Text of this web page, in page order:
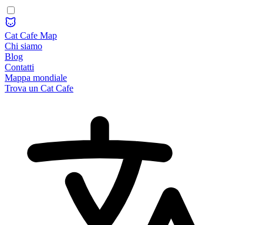
Cat Cafe Map
Chi siamo
Blog
Contatti
Mappa mondiale
Trova un Cat Cafe